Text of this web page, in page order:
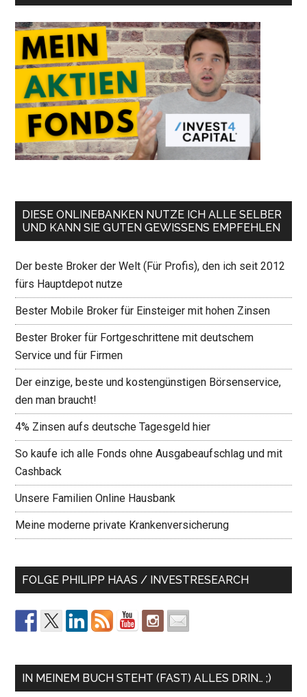
DIESE ONLINEBANKEN NUTZE ICH ALLE SELBER
UND KANN SIE GUTEN GEWISSENS EMPFEHLEN
Der beste Broker der Welt (Für Profis), den ich seit 2012
fürs Hauptdepot nutze
Bester Mobile Broker für Einsteiger mit hohen Zinsen
Bester Broker für Fortgeschrittene mit deutschem
Service und für Firmen
Der einzige, beste und kostengünstigen Börsenservice,
den man braucht!
4% Zinsen aufs deutsche Tagesgeld hier
So kaufe ich alle Fonds ohne Ausgabeaufschlag und mit
Cashback
Unsere Familien Online Hausbank
Meine moderne private Krankenversicherung
FOLGE PHILIPP HAAS / INVESTRESEARCH
IN MEINEM BUCH STEHT (FAST) ALLES DRIN… ;)